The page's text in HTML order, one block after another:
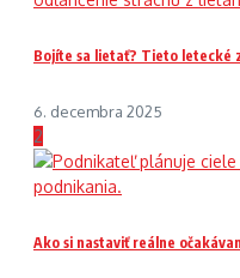
Bojíte sa lietať? Tieto letecké
6. decembra 2025
2
Ako si nastaviť reálne